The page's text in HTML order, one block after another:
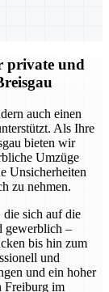
private und
auch einen
Als Ihre
bieten wir
Umzüge
Unsicherheiten
zu nehmen.
die sich auf die
gewerblich –
bis hin zum
und
und ein hoher
Freiburg im